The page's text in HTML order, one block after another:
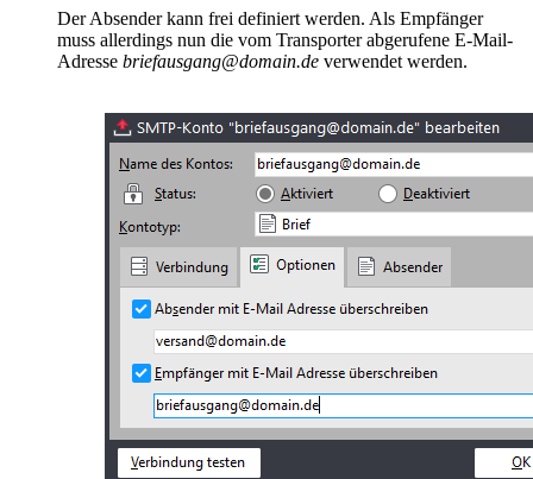
Der Absender kann frei definiert werden. Als Empfänger
muss allerdings nun die vom Transporter abgerufene E-Mail-
Adresse briefausgang@domain.de verwendet werden.